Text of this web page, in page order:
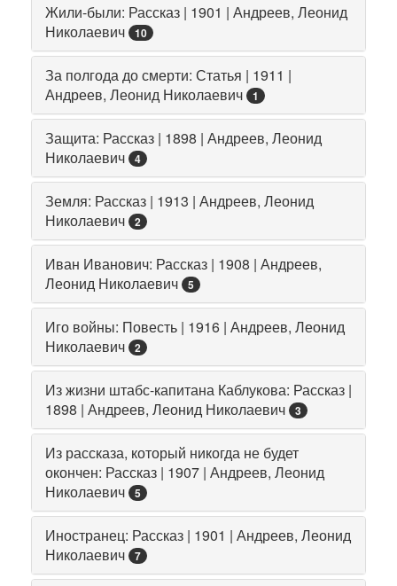
Жили-были: Рассказ | 1901 | Андреев, Леонид
Николаевич
10
За полгода до смерти: Статья | 1911 |
Андреев, Леонид Николаевич
1
Защита: Рассказ | 1898 | Андреев, Леонид
Николаевич
4
Земля: Рассказ | 1913 | Андреев, Леонид
Николаевич
2
Иван Иванович: Рассказ | 1908 | Андреев,
Леонид Николаевич
5
Иго войны: Повесть | 1916 | Андреев, Леонид
Николаевич
2
Из жизни штабс-капитана Каблукова: Рассказ |
1898 | Андреев, Леонид Николаевич
3
Из рассказа, который никогда не будет
окончен: Рассказ | 1907 | Андреев, Леонид
Николаевич
5
Иностранец: Рассказ | 1901 | Андреев, Леонид
Николаевич
7